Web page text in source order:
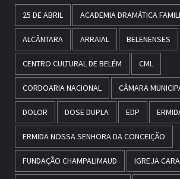
25 DE ABRIL ACADEMIA DRAMÁTICA
ALCÂNTARA ARRAIAL BELENENSES
CENTRO CULTURAL DE BELÉM CML
CORDOARIA NACIONAL CÂMARA
DOLOR DOSE DUPLA EDP
ERMIDA NOSSA SENHORA DA CONCEIÇÃO
FUNDAÇÃO CHAMPALIMAUD IGREJA